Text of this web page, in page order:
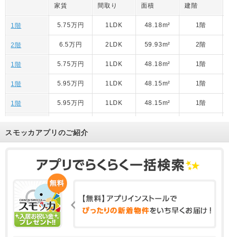
家賃 間取り 面積 建階
1階 5.75万円 1LDK 48.18m² 1階
2階 6.5万円 2LDK 59.93m² 2階
1階 5.75万円 1LDK 48.18m² 1階
1階 5.95万円 1LDK 48.15m² 1階
1階 5.95万円 1LDK 48.15m² 1階
2階 6.7万円 2LDK 59.93m² 2階
6.5万円 2LDK 59.93m² 2階
5.75万円
スモッカアプリのご紹介